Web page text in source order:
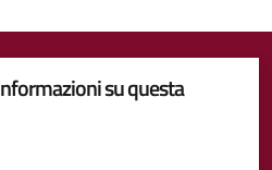
su questa